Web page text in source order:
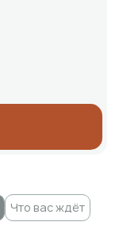
Что вас ждёт